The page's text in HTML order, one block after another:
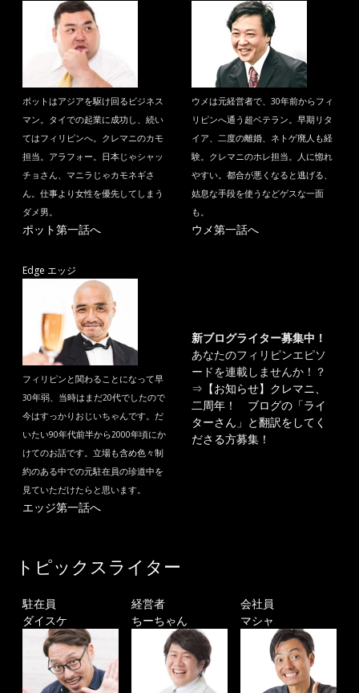
ポットはアジアを駆け回るビジネス
マン。タイでの起業に成功し、続い
てはフィリピンへ。クレマニのカモ
担当。アラフォー。日本じゃシャッ
チョさん、マニラじゃカモネギさ
ん。仕事より女性を優先してしまう
ダメ男。
ポット第一話へ
ウメは元経営者で、30年前からフィ
リピンへ通う超ベテラン。早期リタ
イア、二度の離婚、ネトゲ廃人も経
験。クレマニのホレ担当。人に惚れ
やすい。都合が悪くなると逃げる、
姑息な手段を使うなどゲスな一面
も。
ウメ第一話へ
Edge エッジ
フィリピンと関わることになって早
30年弱、当時はまだ20代でしたので
今はすっかりおじいちゃんです。だ
いたい90年代前半から2000年頃にか
けてのお話です。立場も含め色々制
約のある中での元駐在員の珍道中を
見ていただけたらと思います。
エッジ第一話へ
新ブログライター募集中！
あなたのフィリピンエピソ
ードを連載しませんか！？
⇒ 【お知らせ】クレマニ、
二周年！ ブログの「ライ
ターさん」と翻訳をしてく
ださる方募集！
トピックスライター
駐在員
ダイスケ
経営者
ちーちゃん
会社員
マシャ